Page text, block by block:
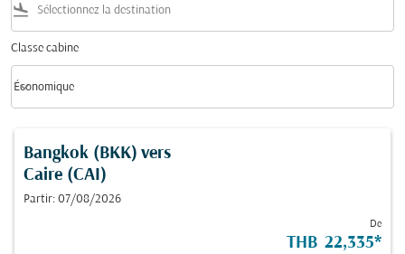
flight_land
Classe cabine
Classe cabine option Économique Selected
Économique
keyboard_arrow_down
Bangkok (BKK) vers
Caire (CAI)
Partir: 07/08/2026
De
THB 22,335*